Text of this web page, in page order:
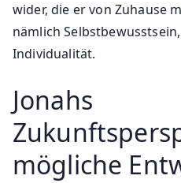
wider, die er von Zuhause
nämlich
Individualität.
Jonahs
mögliche